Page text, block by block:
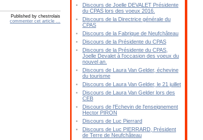
Published by chestrolais
commenter cet article
Discours de Joelle DEVALET Présidente
du CPAS lors des voeux 2016.
Discours de la Directrice générale du
CPAS
Discours de la Fabrique de Neufchâteau
Discours de la Présidente du CPAS
Discours de la Présidente du CPAS,
Joelle Devalet à l'occasion des voeux du
nouvel an.
Discours de Laura Van Gelder, échevine
du tourisme
Discours de Laura Van Gelder, le 21 juillet
Discours de Laura Van Gelder lors des
CEB
Discours de l'Echevin de l'enseignement
Hector PIRON
Discours de Luc Pierrard
Discours de Luc PIERRARD, Président
de Terre de Neufchâteau